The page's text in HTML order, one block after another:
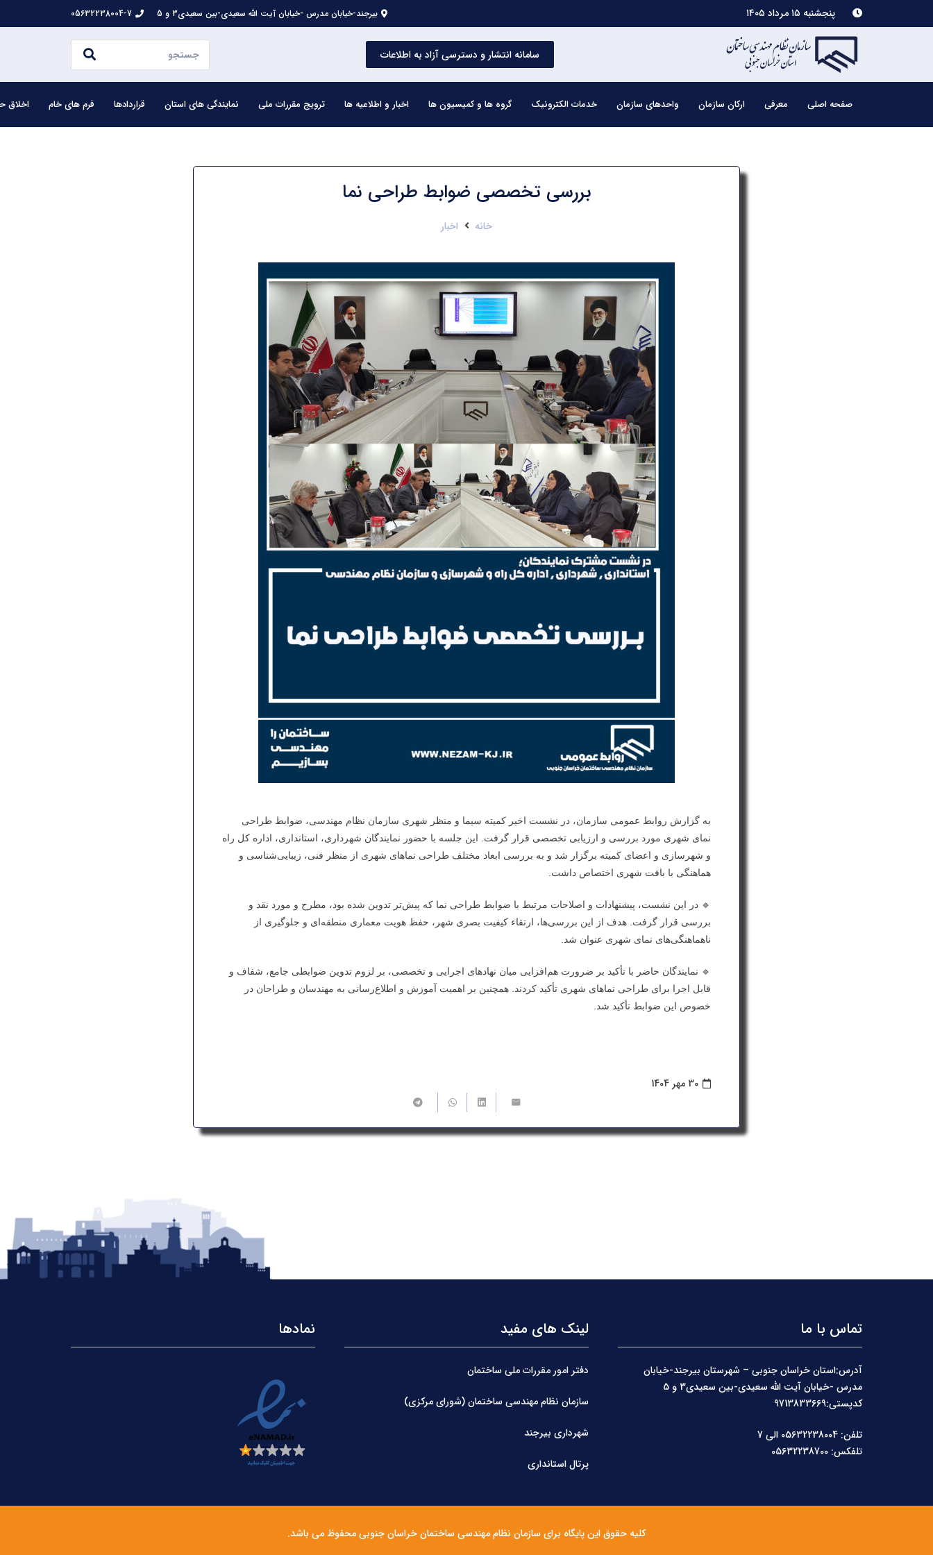
پنجشنبه ۱۵ مرداد ۱۴۰۵ بیرجند-خیابان مدرس -خیابان آیت الله سعیدی-بین سعیدی3 و 5 05632238004-7
سامانه انتشار و دسترسی آزاد به اطلاعات
صفحه اصلی معرفی ارکان سازمان واحدهای سازمان خدمات الکترونیک گروه ها و کمیسیون ها اخبار و اطلاعیه ها ترویج مقررات ملی نمایندگی های استان قراردادها فرم های خام اخلاق
بررسی تخصصی ضوابط طراحی نما
خانه اخبار
به گزارش روابط عمومی سازمان، در نشست اخیر کمیته سیما و منظر شهری سازمان نظام مهندسی، ضوابط طراحی
نمای شهری مورد بررسی و ارزیابی تخصصی قرار گرفت. این جلسه با حضور نمایندگان شهرداری، استانداری، اداره کل راه
و شهرسازی و اعضای کمیته برگزار شد و به بررسی ابعاد مختلف طراحی نماهای شهری از منظر فنی، زیبایی‌شناسی و
هماهنگی با بافت شهری اختصاص داشت.
🔹 در این نشست، پیشنهادات و اصلاحات مرتبط با ضوابط طراحی نما که پیش‌تر تدوین شده بود، مطرح و مورد نقد و
بررسی قرار گرفت. هدف از این بررسی‌ها، ارتقاء کیفیت بصری شهر، حفظ هویت معماری منطقه‌ای و جلوگیری از
ناهماهنگی‌های نمای شهری عنوان شد.
🔹 نمایندگان حاضر با تأکید بر ضرورت هم‌افزایی میان نهادهای اجرایی و تخصصی، بر لزوم تدوین ضوابطی جامع، شفاف و
قابل اجرا برای طراحی نماهای شهری تأکید کردند. همچنین بر اهمیت آموزش و اطلاع‌رسانی به مهندسان و طراحان در
خصوص این ضوابط تأکید شد.
30 مهر 1404
تماس با ما
آدرس:استان خراسان جنوبی – شهرستان بیرجند-خیابان
کدپستی:9713833669
تلفن: 05632238004 الی 7
تلفکس: 05632238700
لینک های مفید
دفتر امور مقررات ملی ساختمان
سازمان نظام مهندسی ساختمان (شورای مرکزی)
شهرداری بیرجند
پرتال استانداری
نمادها
کلیه حقوق این پایگاه برای سازمان نظام مهندسی ساختمان خراسان جنوبی محفوظ می باشد.